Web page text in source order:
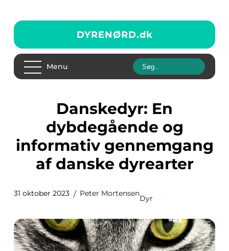
DYRENØRD.dk
Menu
Danskedyr: En
dybdegående og
informativ gennemgang
af danske dyrearter
31 oktober 2023 Peter Mortensen
Dyr